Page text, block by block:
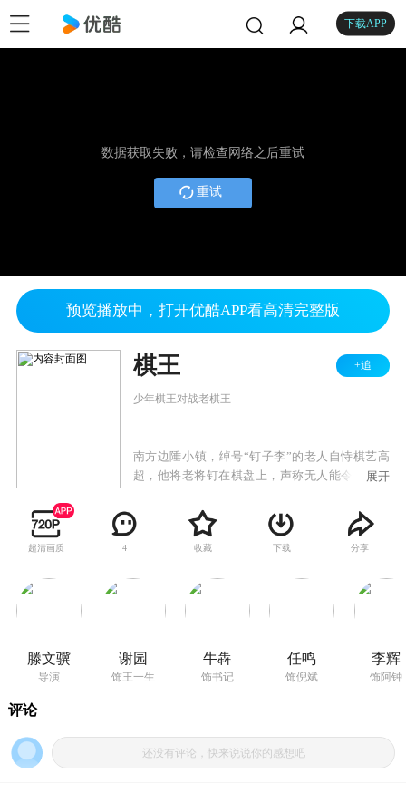
下载APP
数据获取失败，请检查网络之后重试
重试
预览播放中，打开优酷APP看高清完整版
棋王 +追
少年棋王对战老棋王
南方边陲小镇，绰号“钉子李”的老人自恃棋艺高
超，他将老将钉在棋盘上，声称无人能令他拔钉
小镇新来的书记（牛犇 饰）输棋后愤愤不平，派
下属去城里寻找擅长琴棋书画的人才。外号“棋呆
子”的北京青年王一生（谢园 饰）稀里糊涂成了破
救了出去。但他似乎对所要去的地方根本没任何
想法，只要有饭有棋就一切都好。“何以解忧，惟
地方和各路下棋高手一一对决……
展开
超清画质 4 收藏 下载 分享
滕文骥
导演
谢园
饰王一生
牛犇
饰书记
任鸣
饰倪斌
李辉
饰阿钟